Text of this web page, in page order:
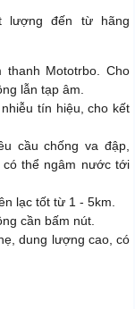
lượng đến từ hãng
Mototrbo. Cho
lẫn tạp âm.
tín hiệu, cho kết
cầu chống va đập,
có thể ngâm nước tới
lạc tốt từ 1 - 5km.
cần bấm nút.
dung lượng cao, có